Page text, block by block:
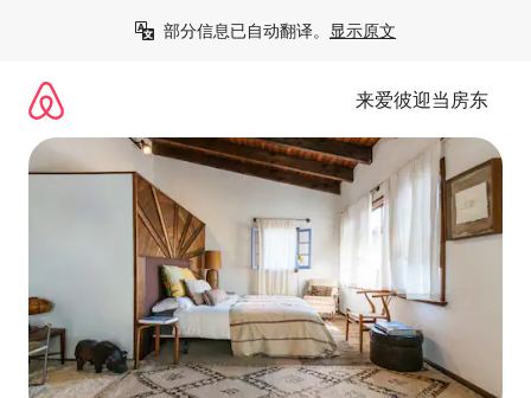
部分信息已自动翻译。 显示原文
来爱彼迎当房东